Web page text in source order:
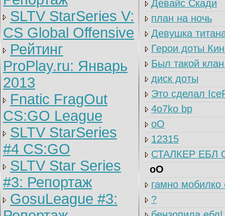
SLTV StarSeries V:
CS Global Offensive
Рейтинг
ProPlay.ru: Январь
2013
Fnatic FragOut
CS:GO League
SLTV StarSeries
#4 CS:GO
SLTV Star Series
#3: Репортаж
GosuLeague #3:
Девайс Скади
план на ночь
Девушка
Герои доты
Был такой
диск доты
Это сделал
4o7ko bp
оО
12315
СТАЛКЕР ЕБЛ
оО
гамно мобилко
?